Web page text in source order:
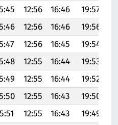
12:56 16:46 19:57
12:56 16:46 19:56
12:56 16:45 19:54
12:55 16:44 19:53
12:55 16:44 19:52
12:55 16:43 19:50
12:55 16:43 19:49